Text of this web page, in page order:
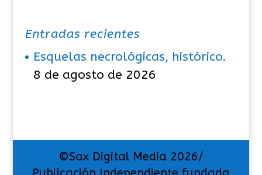
Entradas recientes
Esquelas necrológicas, histórico.
8 de agosto de 2026
©Sax Digital Media 2026/